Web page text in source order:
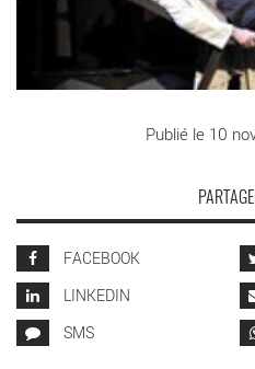
Publié le 10
FACEBOOK
LINKEDIN
SMS